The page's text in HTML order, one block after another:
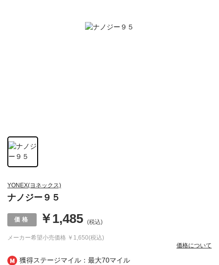
獲得ステージマイル：最大70マイル
YONEX(ヨネックス)
ナノジー９５
メーカー希望小売価格 ￥1,650(税込)
￥1,485 (税込)
価格について